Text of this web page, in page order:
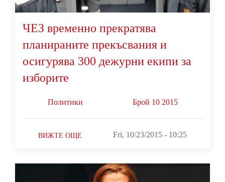
ЧЕЗ временно прекратява
планираните прекъсвания и
осигурява 300 дежурни екипи за
изборите
Политики Брой 10 2015
ВИЖТЕ ОЩЕ Fri, 10/23/2015 - 10:25